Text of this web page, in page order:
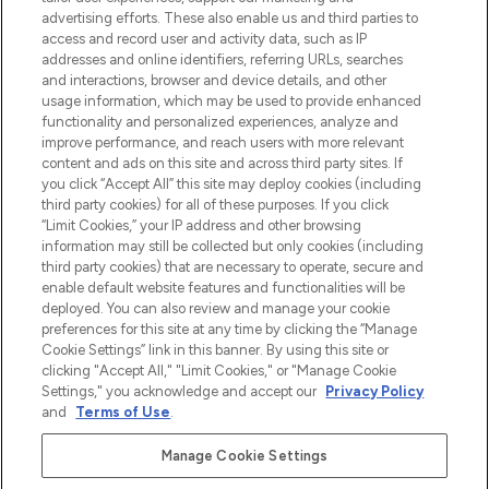
Shop online of via de app, met gratis
verzending vanaf €40.
Cookie-toestemming
Do Not Sell or Share My Personal
Information
HELP & INFORMATIE
BEDRIJFSINFORMATIE
OVER LOOKFANTASTIC
Betaal veilig met
advertising efforts. These also enable us and third parties to
access and record user and activity data, such as IP
addresses and online identifiers, referring URLs, searches
and interactions, browser and device details, and other
usage information, which may be used to provide enhanced
functionality and personalized experiences, analyze and
improve performance, and reach users with more relevant
content and ads on this site and across third party sites. If
you click “Accept All” this site may deploy cookies (including
third party cookies) for all of these purposes. If you click
“Limit Cookies,” your IP address and other browsing
information may still be collected but only cookies (including
third party cookies) that are necessary to operate, secure and
enable default website features and functionalities will be
deployed. You can also review and manage your cookie
preferences for this site at any time by clicking the “Manage
Cookie Settings” link in this banner. By using this site or
clicking "Accept All," "Limit Cookies," or "Manage Cookie
Settings," you acknowledge and accept our Privacy Policy
and
Terms of Use.
Manage Cookie Settings